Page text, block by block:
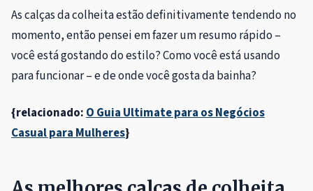
As calças da colheita estão definitivamente tendendo no
momento, então pensei em fazer um resumo rápido –
você está gostando do estilo? Como você está usando
para funcionar – e de onde você gosta da bainha?
{relacionado:O Guia Ultimate para os Negócios
Casual para Mulheres}